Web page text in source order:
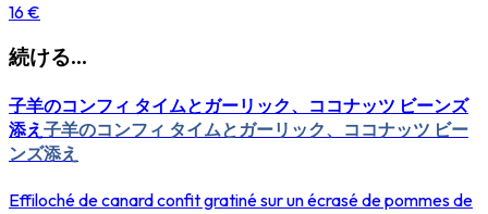
16 €
続ける...
子羊のコンフィ タイムとガーリック、ココナッツ ビーンズ
添え 子羊のコンフィ タイムとガーリック、ココナッツ ビー
ンズ添え
Effiloché de canard confit gratiné sur un écrasé de pommes de